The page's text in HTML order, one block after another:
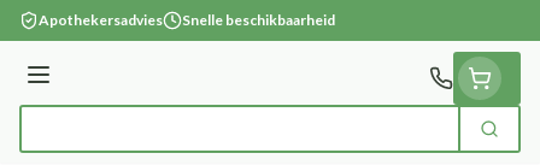
Ga naar de inhoud
Apothekersadvies Snelle beschikbaarheid
Menu
Zoek